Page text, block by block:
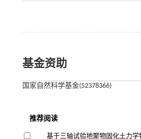
基金资助
国家自然科学基金(52378366)